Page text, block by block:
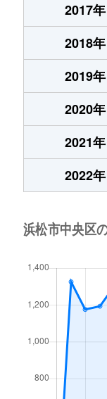
2017年
2018年
2019年
2020年
2021年
2022年